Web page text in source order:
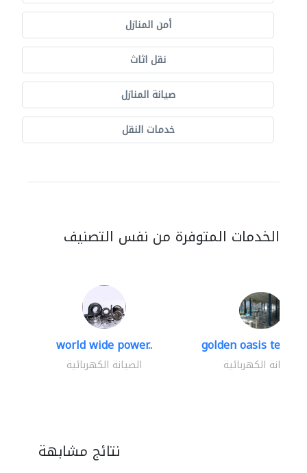
أمن المنازل
نقل اثاث
صيانة المنازل
خدمات النقل
الخدمات المتوفرة من نفس التصنيف
world wide power..
الصيانة الكهربائية
golden oasis
الصيانة الكهربائية
نتائج مشابهة